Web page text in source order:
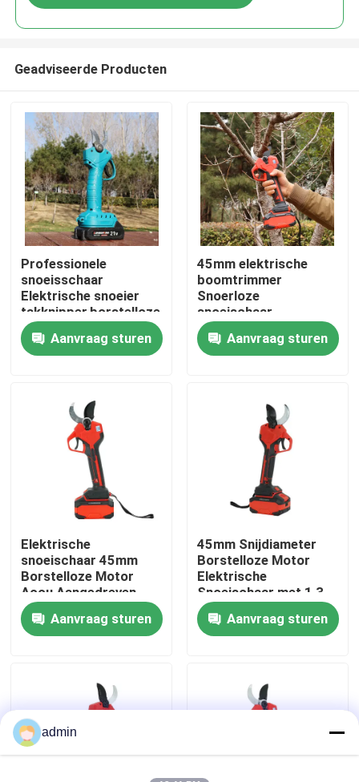
Thuis
Video's
fabrieksdisplay
Neem contact met ons op
Vraag een offerte
Handbediend Mini Chainsaw
Geadviseerde Producten
Professionele
snoeisschaar
Elektrische snoeier
takknipper,borstelloze
25V draadloze
snoeisschaar
Aanvraag sturen
45mm elektrische
boomtrimmer
Snoerloze
snoeischaar
Borstelloze motor
voor gebruik in de tuin
Aanvraag sturen
Elektrische
snoeischaar 45mm
Borstelloze Motor
Accu Aangedreven
Lichtgewicht Design
Aanvraag sturen
45mm Snijdiameter
Borstelloze Motor
Elektrische
Snoeischaar met 1,3
kg Lichtgewicht
OntwerpAanvraag sturen
admin